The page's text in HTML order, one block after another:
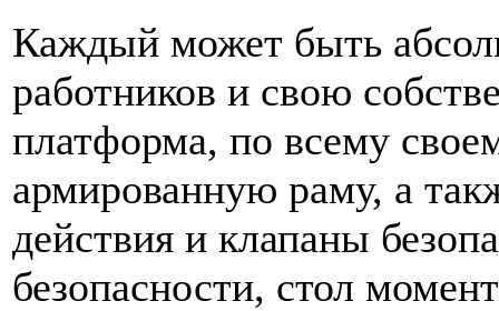
Каждый может быть
работников и свою
платформа, по всему
армированную раму, а
действия и клапаны
безопасности, стол